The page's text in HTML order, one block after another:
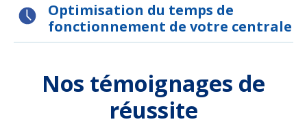
Optimisation du temps de
fonctionnement de votre centrale
Nos témoignages de
réussite